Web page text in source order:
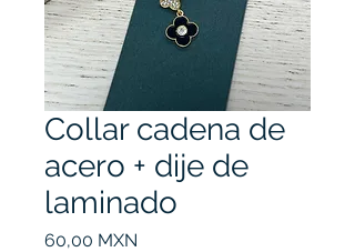
Collar cadena de
acero + dije de
laminado
60,00 MXN